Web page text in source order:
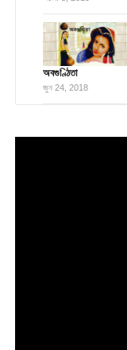
অবগুণ্ঠিতা
জুন 24, 2018